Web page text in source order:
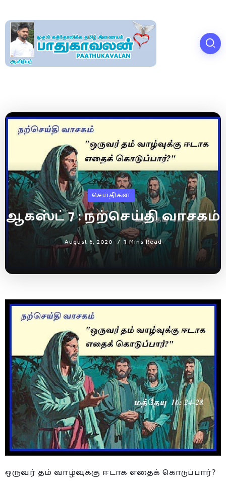
செய்திகள்
ஆகஸ்ட் 7 : நற்செய்தி வாசகம்
August 6, 2020 3 Mins Read
ஒருவர் தம் வாழ்வுக்கு ஈடாக எதைக் கொடுப்பார்?